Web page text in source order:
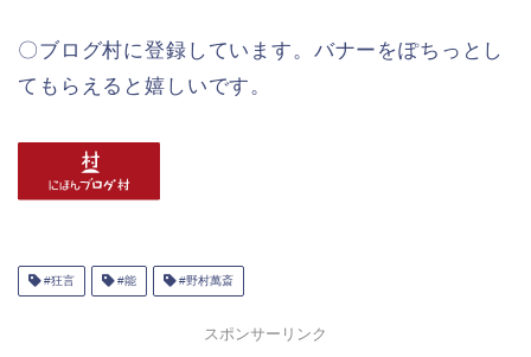
〇ブログ村に登録しています。バナーをぽちっとし
てもらえると嬉しいです。
#狂言 #能 #野村萬斎
スポンサーリンク